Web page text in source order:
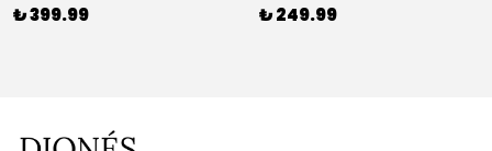
₺ 399.99 ₺ 249.99